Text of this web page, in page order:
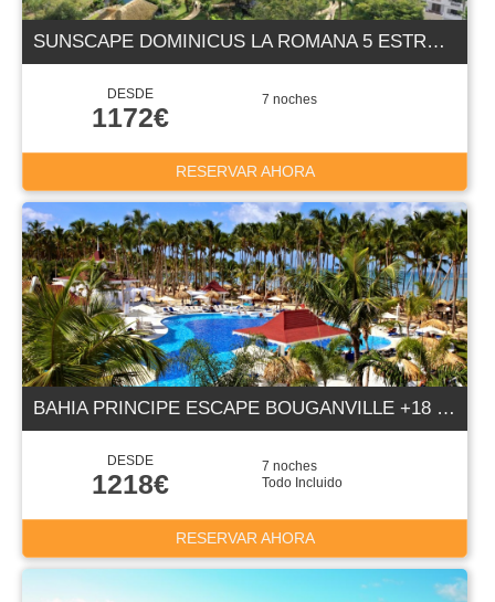
SUNSCAPE DOMINICUS LA ROMANA 5 ESTRELLAS
DESDE
1172€
7 noches
RESERVAR AHORA
BAHIA PRINCIPE ESCAPE BOUGANVILLE +18 5E
DESDE
1218€
7 noches
Todo Incluido
RESERVAR AHORA